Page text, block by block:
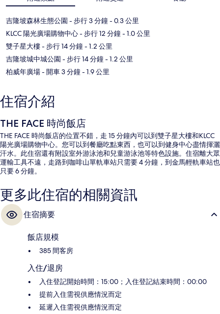
吉隆坡森林生態公園 - 步行 3 分鐘- 0.3 公里
KLCC 陽光廣場購物中心- 步行 12 分鐘- 1.0 公里
雙子星大樓- 步行 14 分鐘- 1.2 公里
吉隆坡城中城公園 - 步行 14 分鐘- 1.2 公里
柏威年廣場- 開車 3 分鐘- 1.9 公里
住宿介紹
THE FACE 時尚飯店
THE FACE 時尚飯店的位置不錯，走 15 分鐘內可以到雙子星大樓和KLCC
陽光廣場購物中心。您可以到餐廳吃點東西，也可以到健身中心盡情揮灑
汗水。此住宿還有附設室外游泳池和兒童游泳池等特色設施。住宿離大眾
運輸工具不遠，走路到咖啡山單軌車站只需要 4 分鐘，到金馬輕軌車站也
只要 6 分鐘。
更多此住宿的相關資訊
住宿摘要
飯店規模
385 間客房
入住/退房
入住登記開始時間：15:00；入住登記結束時間：00:00
提前入住需視供應情況而定
延遲入住需視供應情況而定